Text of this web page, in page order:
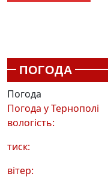
ПОГОДА
Погода
Погода уТернополі
вологість:
тиск:
вітер: